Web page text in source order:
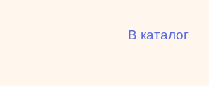
В каталог